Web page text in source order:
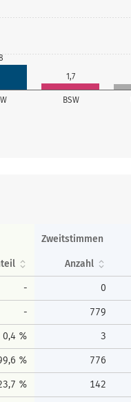
BSW
1,7
Zweitstimmen
Anzahl
- 0
- 779
0,4 % 3
% 776
% 142